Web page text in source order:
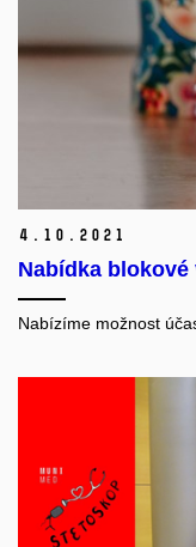
4. 10. 2021
Nabídka
Nabízíme možnost